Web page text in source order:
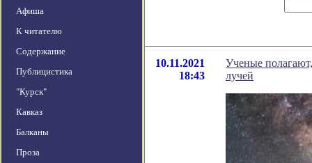
Афиша
К читателю
Содержание
Публицистика
"Курск"
Кавказ
Балканы
Проза
10.11.2021
18:43
Ученые
лучей